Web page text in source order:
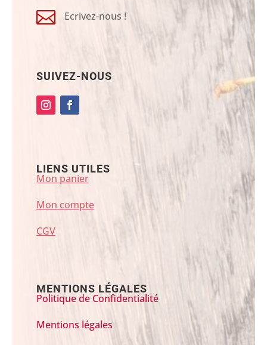
 Ecrivez-nous !
SUIVEZ-NOUS
LIENS UTILES
Mon panier
Mon compte
CGV
MENTIONS LÉGALES
Politique de Confidentialité
Mentions légales